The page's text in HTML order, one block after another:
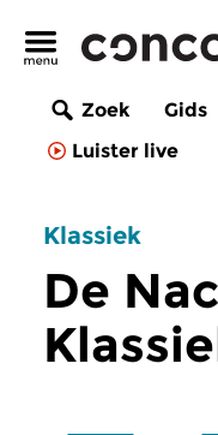
Zoek Gids
Luister live
Klassiek
De